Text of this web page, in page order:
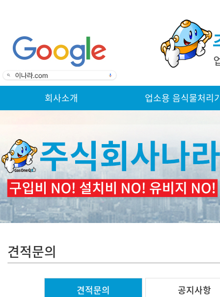
회사소개 업소용 음식물처리
견적문의
견적문의 공지사항